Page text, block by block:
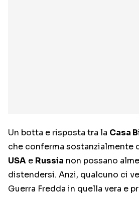
Un botta e risposta tra la Casa
che conferma sostanzialmente
USA e Russia non possano
distendersi. Anzi, qualcuno ci
Guerra Fredda in quella vera e